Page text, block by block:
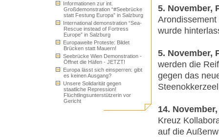
Informationen zur int.
Großdemonstration “#Seebrücke
statt Festung Europa” in Salzburg
International demonstration “Sea-
Rescue instead of Fortress
Europe” in Salzburg
Europaweite Proteste: Bildet
Brücken statt Mauern!
Seebrücke Wien Demonstration -
Öffnet die Häfen - JETZT!
Europa lässt sich einsperren: gibt
es keinen Ausgang?
Unsere Solidarität gegen
staatliche Repression!
Flüchtlingsunterstützerin vor
Gericht
5. November,
wurde
5. November,
werden die
gegen das
14.
Kreuz
auf die